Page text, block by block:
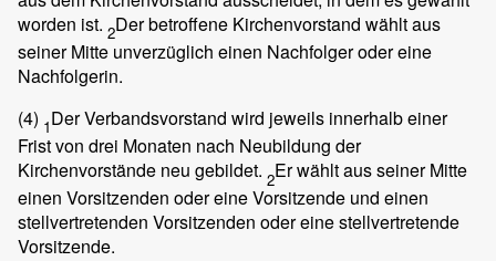
worden ist. 2Der betroffene Kirchenvorstand wählt aus
seiner Mitte unverzüglich einen Nachfolger oder eine
Nachfolgerin.
(4) 1Der Verbandsvorstand wird jeweils innerhalb einer
Frist von drei Monaten nach Neubildung der
Kirchenvorstände neu gebildet. 2Er wählt aus seiner Mitte
einen Vorsitzenden oder eine Vorsitzende und einen
stellvertretenden Vorsitzenden oder eine stellvertretende
Vorsitzende.